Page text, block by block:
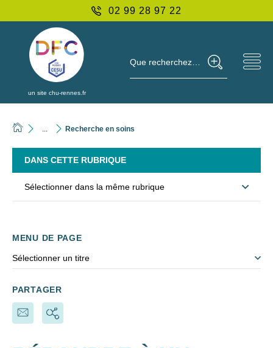
02 99 28 97 22
un site chu-rennes.fr
Que recherchez-vous ?
Recherche en soins
DANS CETTE RUBRIQUE
Sélectionner dans la même rubrique
MENU DE PAGE
Sélectionner un titre
PARTAGER